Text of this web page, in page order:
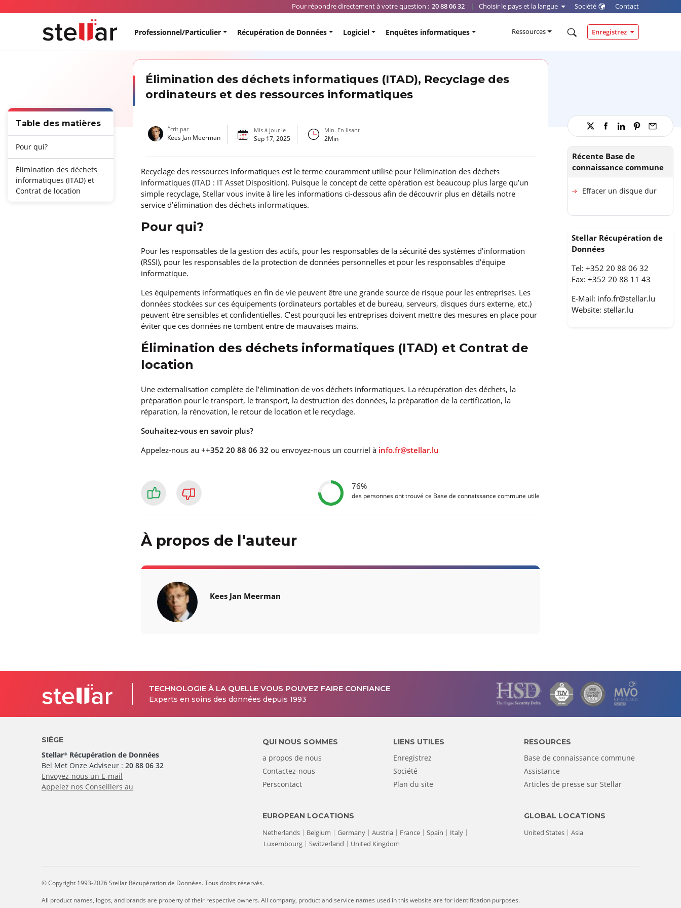
Pour répondre directement à votre question : 20 88 06 32 | Choisir le pays et la langue Société Contact
Professionnel/Particulier Récupération de Données Logiciel Enquêtes informatiques Ressources Enregistrez
Table des matières
Pour qui?
Élimination des déchets
informatiques (ITAD) et
Contrat de location
Élimination des déchets informatiques (ITAD), Recyclage des
ordinateurs et des ressources informatiques
Écrit par
Kees Jan Meerman
Mis à jour le
Sep 17, 2025
Min. En lisant
2Min
Recyclage des ressources informatiques est le terme couramment utilisé pour l’élimination des déchets
informatiques (ITAD : IT Asset Disposition). Puisque le concept de cette opération est beaucoup plus large qu’un
simple recyclage, Stellar vous invite à lire les informations ci-dessous afin de découvrir plus en détails notre
service d’élimination des déchets informatiques.
Pour qui?
Pour les responsables de la gestion des actifs, pour les responsables de la sécurité des systèmes d’information
(RSSI), pour les responsables de la protection de données personnelles et pour les responsables d’équipe
informatique.
Les équipements informatiques en fin de vie peuvent être une grande source de risque pour les entreprises. Les
données stockées sur ces équipements (ordinateurs portables et de bureau, serveurs, disques durs externe, etc.)
peuvent être sensibles et confidentielles. C’est pourquoi les entreprises doivent mettre des mesures en place pour
éviter que ces données ne tombent entre de mauvaises mains.
Élimination des déchets informatiques (ITAD) et Contrat de
location
Une externalisation complète de l’élimination de vos déchets informatiques. La récupération des déchets, la
préparation pour le transport, le transport, la destruction des données, la préparation de la certification, la
réparation, la rénovation, le retour de location et le recyclage.
Souhaitez-vous en savoir plus?
Appelez-nous au ++352 20 88 06 32 ou envoyez-nous un courriel à info.fr@stellar.lu
76%
des personnes ont trouvé ce Base de connaissance commune utile
À propos de l'auteur
Kees Jan Meerman
Récente Base de
connaissance commune
Effacer un disque dur
Stellar Récupération de
Données
Tel: +352 20 88 06 32
Fax: +352 20 88 11 43
E-Mail: info.fr@stellar.lu
Website: stellar.lu
TECHNOLOGIE À LA QUELLE VOUS POUVEZ FAIRE CONFIANCE
Experts en soins des données depuis 1993
SIÈGE
Stellar® Récupération de Données
Bel Met Onze Adviseur :20 88 06 32
Envoyez-nous un E-mail
Appelez nos Conseillers au
QUI NOUS SOMMES
a propos de nous
Contactez-nous
Perscontact
LIENS UTILES
Enregistrez
Société
Plan du site
RESOURCES
Base de connaissance commune
Assistance
Articles de presse sur Stellar
EUROPEAN LOCATIONS
Netherlands
Belgium Germany Austria France Spain
Italy
Luxembourg
Switzerland United Kingdom
GLOBAL LOCATIONS
United States
Asia
© Copyright 1993-2026 Stellar Récupération de Données. Tous droits réservés.
All product names, logos, and brands are property of their respective owners. All company, product and service names used in this website are for identification purposes.